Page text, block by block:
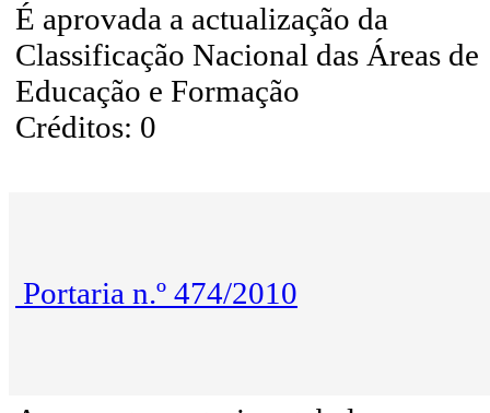
É aprovada a actualização da
Classificação Nacional das Áreas de
Educação e Formação
Créditos: 0
Portaria n.º 474/2010